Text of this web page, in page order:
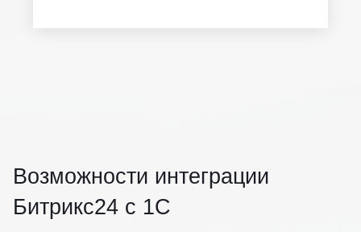
Возможности интеграции
Битрикс24 с 1С